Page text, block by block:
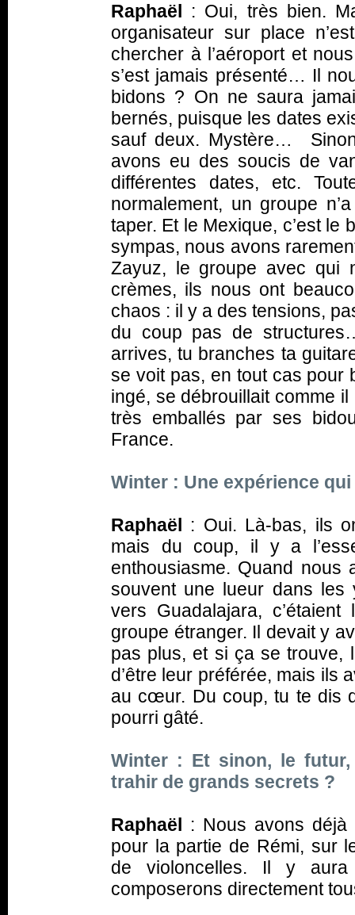
Raphaël : Oui, très bien.
organisateur sur place
chercher à l’aéroport et
s’est jamais présenté… Il
bidons ? On ne saura
bernés, puisque les dates
sauf deux. Mystère…
avons eu des soucis de
différentes dates, etc.
normalement, un groupe
taper. Et le Mexique, c’est le
sympas, nous avons
Zayuz, le groupe avec qui
crèmes, ils nous ont
chaos : il y a des tensions,
du coup pas de
arrives, tu branches ta
se voit pas, en tout cas pour
ingé, se débrouillait comme
très emballés par ses
France.
Winter : Une expérience
Raphaël : Oui. Là-bas, ils
mais du coup, il y a
enthousiasme. Quand nous
souvent une lueur dans
vers Guadalajara,
groupe étranger. Il devait y
pas plus, et si ça se trouve,
d’être leur préférée, mais ils
au cœur. Du coup, tu te dis
pourri gâté.
Winter : Et sinon, le
trahir de grands secrets ?
Raphaël : Nous avons déjà
pour la partie de Rémi, sur
de violoncelles. Il y
composerons directement